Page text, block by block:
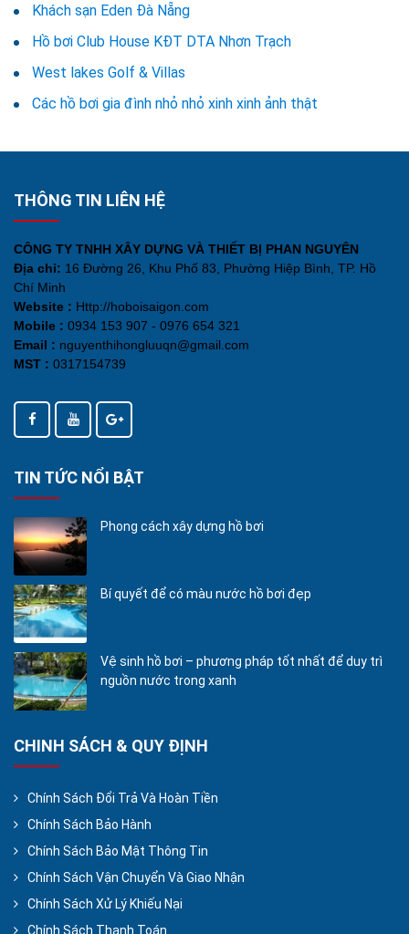
Khách sạn Eden Đà Nẵng
Hồ bơi Club House KĐT DTA Nhơn Trạch
West lakes Golf & Villas
Các hồ bơi gia đình nhỏ nhỏ xinh xinh ảnh thật
THÔNG TIN LIÊN HỆ
CÔNG TY TNHH XÂY DỰNG VÀ THIẾT BỊ PHAN NGUYÊN
Địa chỉ: 16 Đường 26, Khu Phố 83, Phường Hiệp Bình, TP. Hồ
Chí Minh
Website : Http://hoboisaigon.com
Mobile : 0934 153 907 - 0976 654 321
Email : nguyenthihongluuqn@gmail.com
MST : 0317154739
TIN TỨC NỔI BẬT
Phong cách xây dựng hồ bơi
Bí quyết để có màu nước hồ bơi đẹp
Vệ sinh hồ bơi – phương pháp tốt nhất để duy trì
nguồn nước trong xanh
CHINH SÁCH & QUY ĐỊNH
Chính Sách Đổi Trả Và Hoàn Tiền
Chính Sách Bảo Hành
Chính Sách Bảo Mật Thông Tin
Chính Sách Vận Chuyển Và Giao Nhận
Chính Sách Xử Lý Khiếu Nại
Chính Sách Thanh Toán